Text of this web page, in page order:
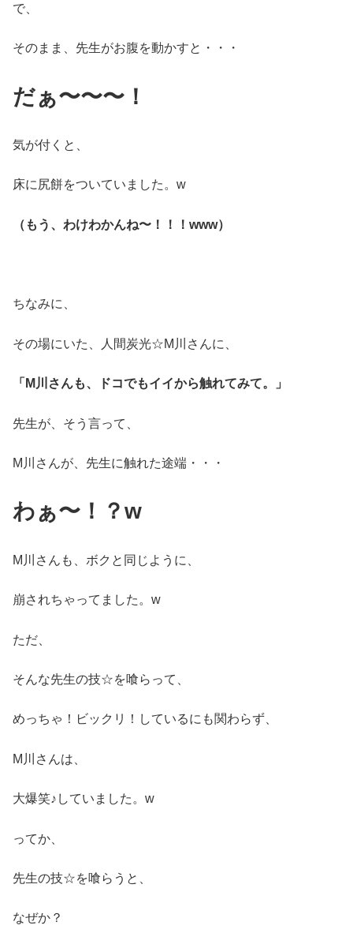
で、
そのまま、先生がお腹を動かすと・・・
だぁ〜〜〜！
気が付くと、
床に尻餅をついていました。w
（もう、わけわかんね〜！！！www）
ちなみに、
その場にいた、人間炭光☆M川さんに、
「M川さんも、ドコでもイイから触れてみて。」
先生が、そう言って、
M川さんが、先生に触れた途端・・・
わぁ〜！？w
M川さんも、ボクと同じように、
崩されちゃってました。w
ただ、
そんな先生の技☆を喰らって、
めっちゃ！ビックリ！しているにも関わらず、
M川さんは、
大爆笑♪していました。w
ってか、
先生の技☆を喰らうと、
なぜか？